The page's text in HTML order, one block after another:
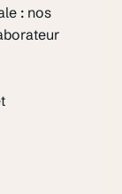
: nos